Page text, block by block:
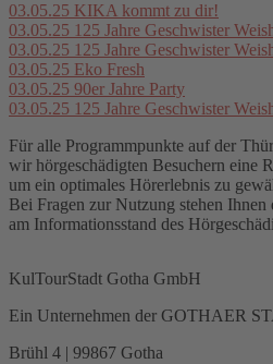
03.05.25 KIKA kommt zu dir!
03.05.25 125 Jahre Geschwister
03.05.25 125 Jahre Geschwister
03.05.25 Eko Fresh
03.05.25 90er Jahre Party
03.05.25 125 Jahre Geschwister
Für alle Programmpunkte auf der
wir hörgeschädigten Besuchern eine
um ein optimales Hörerlebnis zu
Bei Fragen zur Nutzung stehen
am Informationsstand des
KulTourStadt Gotha GmbH
Ein Unternehmen der GOTHAER
Brühl 4 | 99867 Gotha